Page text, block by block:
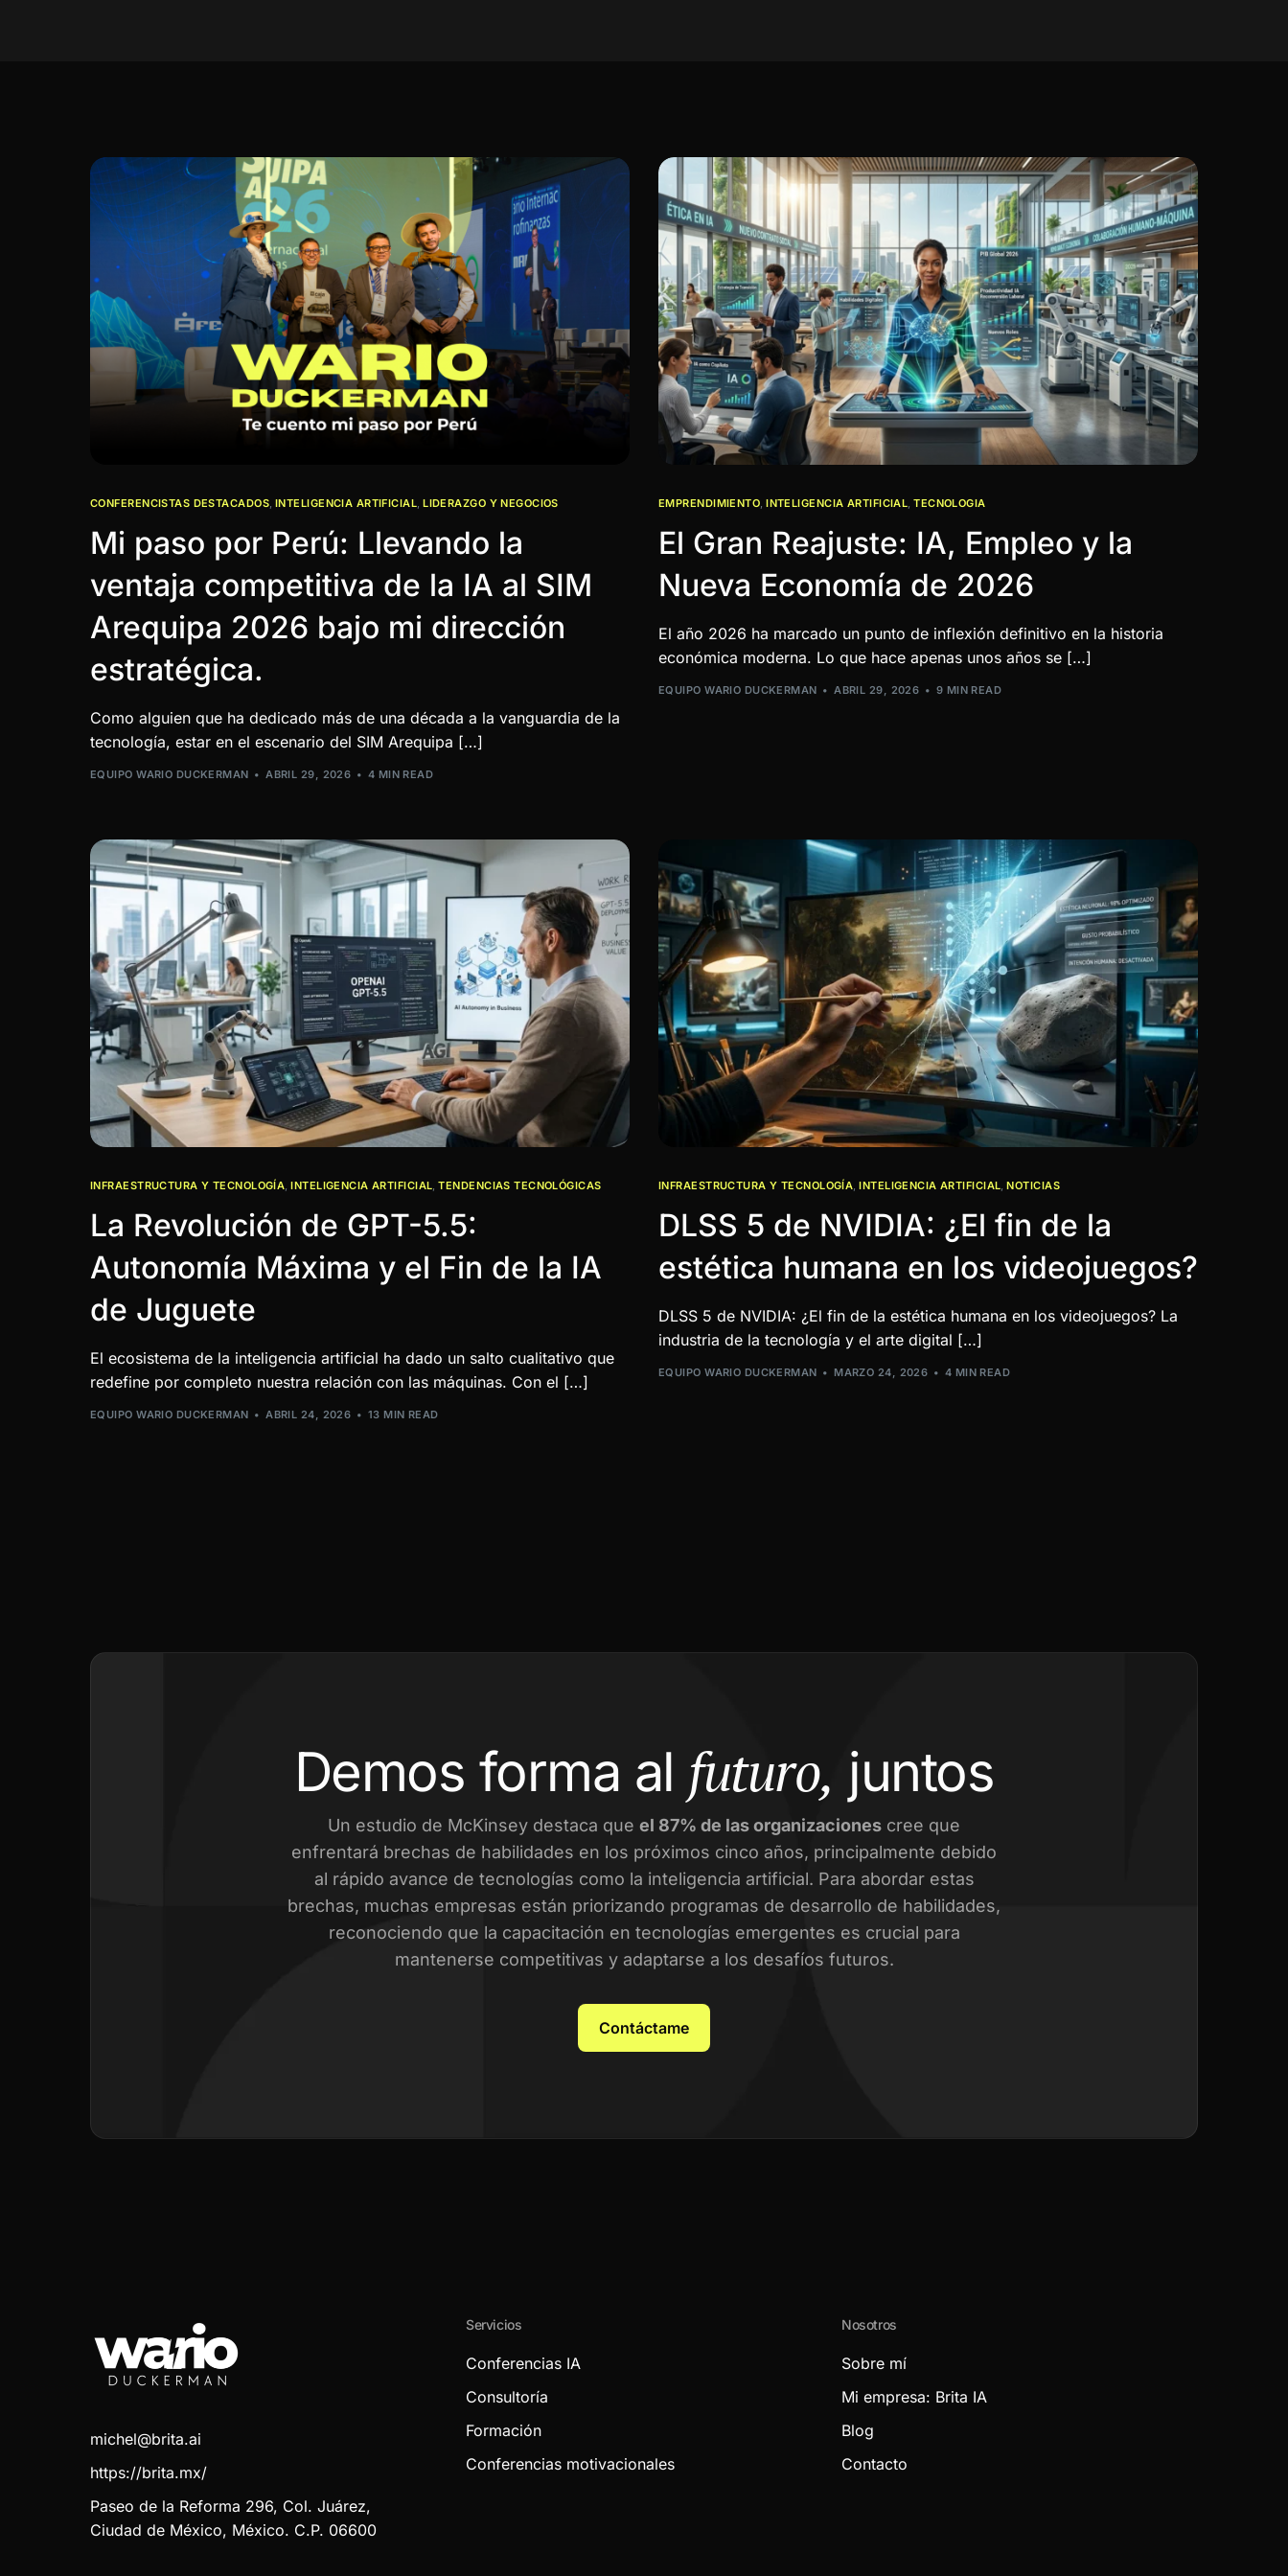
CONFERENCISTAS DESTACADOS INTELIGENCIA ARTIFICIAL ,LIDERAZGO Y NEGOCIOS
Mi paso por Perú: Llevando la
ventaja competitiva de la IA al SIM
Arequipa 2026 bajo mi dirección
estratégica.
Como alguien que ha dedicado más de una década a la vanguardia de la
tecnología, estar en el escenario del SIM Arequipa […]
EQUIPO WARIO DUCKERMAN ABRIL 29, 2026 4 MIN READ
EMPRENDIMIENTO ,INTELIGENCIA ARTIFICIAL ,TECNOLOGIA
El Gran Reajuste: IA, Empleo y la
Nueva Economía de 2026
El año 2026 ha marcado un punto de inflexión definitivo en la historia
económica moderna. Lo que hace apenas unos años se […]
EQUIPO WARIO DUCKERMAN ABRIL 29, 2026 9 MIN READ
INFRAESTRUCTURA Y TECNOLOGÍA,INTELIGENCIA ARTIFICIAL,TENDENCIAS TECNOLÓGICAS
La Revolución de GPT-5.5:
Autonomía Máxima y el Fin de la IA
de Juguete
El ecosistema de la inteligencia artificial ha dado un salto cualitativo que
redefine por completo nuestra relación con las máquinas. Con el […]
EQUIPO WARIO DUCKERMAN ABRIL 24, 2026 13 MIN READ
INFRAESTRUCTURA Y TECNOLOGÍA,INTELIGENCIA ARTIFICIAL,NOTICIAS
DLSS 5 de NVIDIA: ¿El fin de la
estética humana en los videojuegos?
DLSS 5 de NVIDIA: ¿El fin de la estética humana en los videojuegos? La
industria de la tecnología y el arte digital […]
EQUIPO WARIO DUCKERMAN MARZO 24, 2026 4 MIN READ
Demos forma al futuro, juntos
Un estudio de McKinsey destaca que el 87% de las organizaciones cree que
enfrentará brechas de habilidades en los próximos cinco años, principalmente debido
al rápido avance de tecnologías como la inteligencia artificial. Para abordar estas
brechas, muchas empresas están priorizando programas de desarrollo de habilidades,
reconociendo que la capacitación en tecnologías emergentes es crucial para
mantenerse competitivas y adaptarse a los desafíos futuros.
Contáctame
michel@brita.ai
https://brita.mx/
Paseo de la Reforma 296, Col. Juárez,
Ciudad de México, México. C.P. 06600
Servicios
Conferencias IA
Consultoría
Formación
Conferencias motivacionales
Nosotros
Sobre mí
Mi empresa: Brita IA
Blog
Contacto